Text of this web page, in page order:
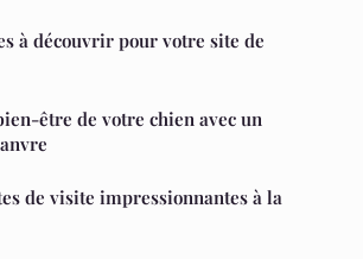
à découvrir pour votre site de
être de votre chien avec un
de visite impressionnantes à la